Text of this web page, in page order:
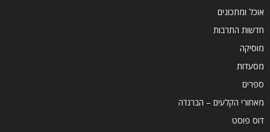
אוכל ומתכונים
חדשות התרבות
מוסיקה
מסעדות
ספרים
מאחורי הקלעים – הברנז'ה
דוס פוסט